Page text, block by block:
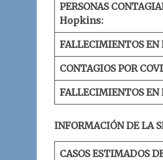
PERSONAS
Hopkins:
FALLECIMIENTOS EN
CONTAGIOS POR
FALLECIMIENTOS EN
INFORMACIÓN DE LA
CASOS ESTIMADOS